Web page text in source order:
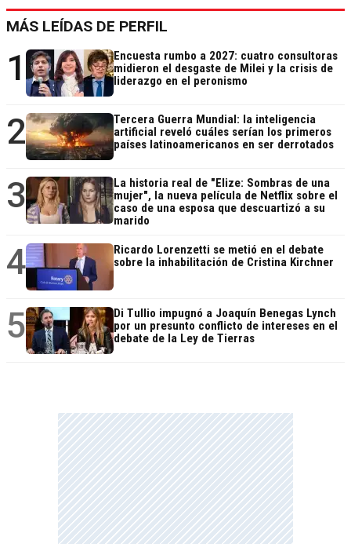
MÁS LEÍDAS DE PERFIL
1
Encuesta rumbo a 2027: cuatro consultoras
midieron el desgaste de Milei y la crisis de
liderazgo en el peronismo
2
Tercera Guerra Mundial: la inteligencia
artificial reveló cuáles serían los primeros
países latinoamericanos en ser derrotados
3
La historia real de "Elize: Sombras de una
mujer", la nueva película de Netflix sobre el
caso de una esposa que descuartizó a su
marido
4
Ricardo Lorenzetti se metió en el debate
sobre la inhabilitación de Cristina Kirchner
5
Di Tullio impugnó a Joaquín Benegas Lynch
por un presunto conflicto de intereses en el
debate de la Ley de Tierras